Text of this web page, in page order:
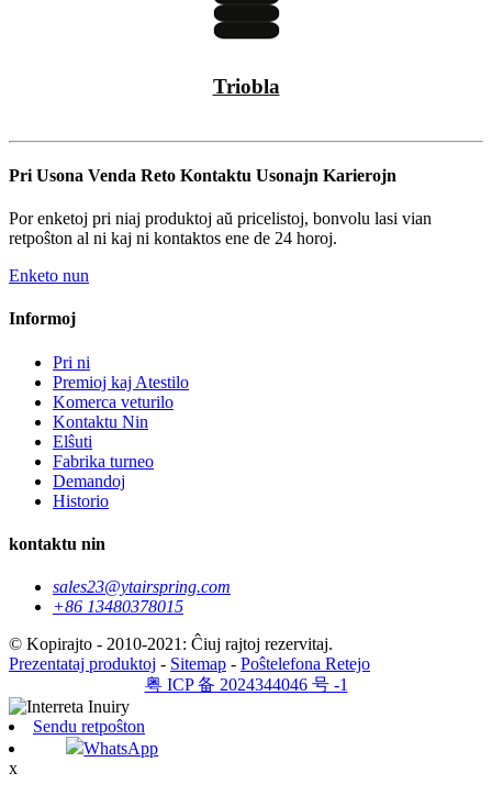
Triobla
Pri Usona Venda Reto Kontaktu Usonajn Karierojn
Por enketoj pri niaj produktoj aŭ pricelistoj, bonvolu lasi vian
retpoŝton al ni kaj ni kontaktos ene de 24 horoj.
Enketo nun
Informoj
Pri ni
Premioj kaj Atestilo
Komerca veturilo
Kontaktu Nin
Elŝuti
Fabrika turneo
Demandoj
Historio
kontaktu nin
sales23@ytairspring.com
+86 13480378015
© Kopirajto - 2010-2021: Ĉiuj rajtoj rezervitaj.
Prezentataj produktoj - Sitemap - Poŝtelefona Retejo
粤 ICP 备 2024344046 号 -1
Sendu retpoŝton
WhatsApp
x